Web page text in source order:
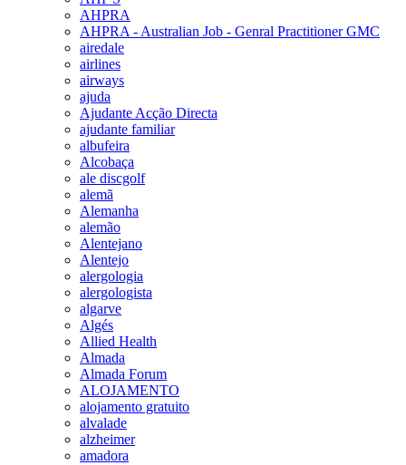
AHPRA
AHPRA - Australian Job - Genral Practitioner GMC
airedale
airlines
airways
ajuda
Ajudante Acção Directa
ajudante familiar
albufeira
Alcobaça
ale discgolf
alemã
Alemanha
alemão
Alentejano
Alentejo
alergologia
alergologista
algarve
Algés
Allied Health
Almada
Almada Forum
ALOJAMENTO
alojamento gratuito
alvalade
alzheimer
amadora